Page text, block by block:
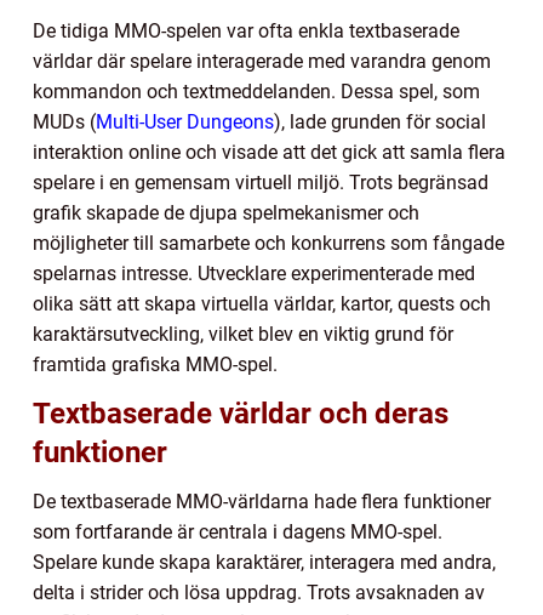
De tidiga MMO-spelen var ofta enkla textbaserade
världar där spelare interagerade med varandra genom
kommandon och textmeddelanden. Dessa spel, som
MUDs (Multi-User Dungeons), lade grunden för social
interaktion online och visade att det gick att samla flera
spelare i en gemensam virtuell miljö. Trots begränsad
grafik skapade de djupa spelmekanismer och
möjligheter till samarbete och konkurrens som fångade
spelarnas intresse. Utvecklare experimenterade med
olika sätt att skapa virtuella världar, kartor, quests och
karaktärsutveckling, vilket blev en viktig grund för
framtida grafiska MMO-spel.
Textbaserade världar och deras
funktioner
De textbaserade MMO-världarna hade flera funktioner
som fortfarande är centrala i dagens MMO-spel.
Spelare kunde skapa karaktärer, interagera med andra,
delta i strider och lösa uppdrag. Trots avsaknaden av